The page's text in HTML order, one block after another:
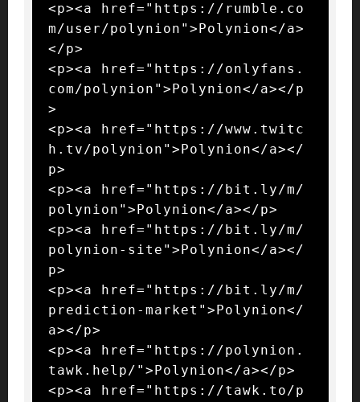
<p><a href="https://rumble.co
m/user/polynion">Polynion</a>
</p>
<p><a href="https://onlyfans.
com/polynion">Polynion</a></p
>
<p><a href="https://www.twitc
h.tv/polynion">Polynion</a></
p>
<p><a href="https://bit.ly/m/
polynion">Polynion</a></p>
<p><a href="https://bit.ly/m/
polynion-site">Polynion</a></
p>
<p><a href="https://bit.ly/m/
prediction-market">Polynion</
a></p>
<p><a href="https://polynion.
tawk.help/">Polynion</a></p>
<p><a href="https://tawk.to/p